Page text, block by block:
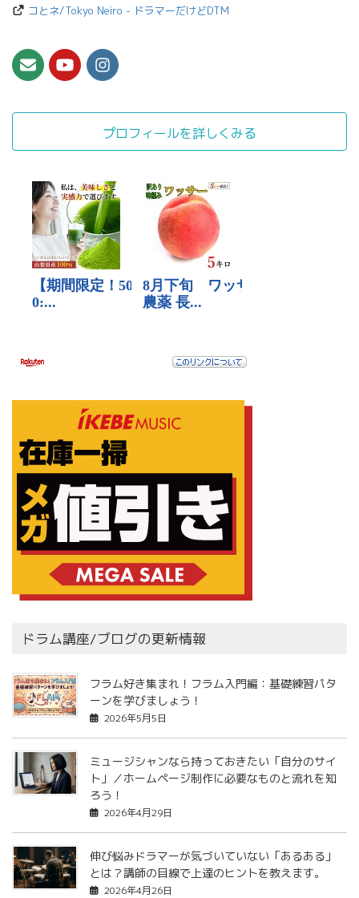
コとネ/Tokyo Neiro - ドラマーだけどDTM
プロフィールを詳しくみる
ドラム講座/ブログの更新情報
フラム好き集まれ！フラム入門編：基礎練習パタ
ーンを学びましょう！
2026年5月5日
ミュージシャンなら持っておきたい「自分のサイ
ト」／ホームページ制作に必要なものと流れを知
ろう！
2026年4月29日
伸び悩みドラマーが気づいていない「あるある」
とは？講師の目線で上達のヒントを教えます。
2026年4月26日